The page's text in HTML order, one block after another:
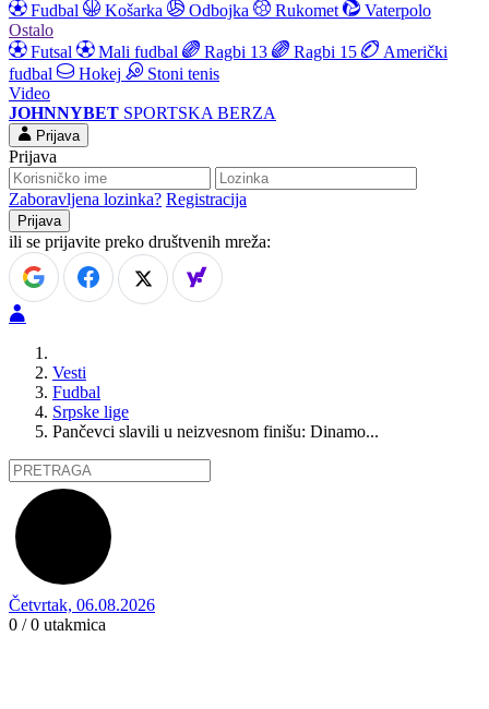
Fudbal
Košarka Odbojka Rukomet
Vaterpolo
Ostalo
Futsal
Mali fudbal Ragbi 13 Ragbi 15
Američki
fudbal
Hokej
Stoni tenis
Video
JOHNNYBET SPORTSKA BERZA
Prijava
Prijava
Zaboravljena lozinka? Registracija
ili se prijavite preko društvenih mreža:
Vesti
Fudbal
Srpske lige
Pančevci slavili u neizvesnom finišu: Dinamo...
Četvrtak, 06.08.2026
0 / 0 utakmica